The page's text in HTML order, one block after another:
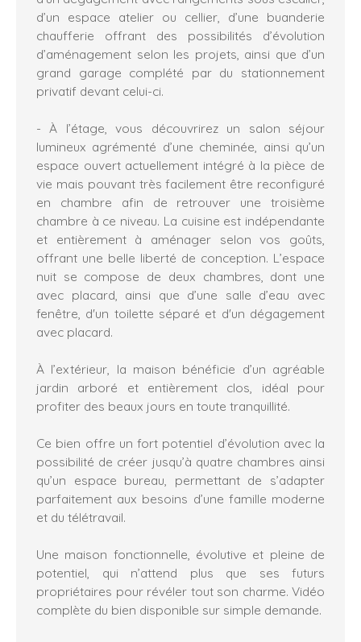
d’un espace atelier ou cellier, d’une buanderie
chaufferie offrant des possibilités d’évolution
d’aménagement selon les projets, ainsi que d’un
grand garage complété par du stationnement
privatif devant celui-ci.
- À l’étage, vous découvrirez un salon séjour
lumineux agrémenté d’une cheminée, ainsi qu’un
espace ouvert actuellement intégré à la pièce de
vie mais pouvant très facilement être reconfiguré
en chambre afin de retrouver une troisième
chambre à ce niveau. La cuisine est indépendante
et entièrement à aménager selon vos goûts,
offrant une belle liberté de conception. L’espace
nuit se compose de deux chambres, dont une
avec placard, ainsi que d’une salle d’eau avec
fenêtre, d'un toilette séparé et d'un dégagement
avec placard.
À l’extérieur, la maison bénéficie d’un agréable
jardin arboré et entièrement clos, idéal pour
profiter des beaux jours en toute tranquillité.
Ce bien offre un fort potentiel d’évolution avec la
possibilité de créer jusqu’à quatre chambres ainsi
qu’un espace bureau, permettant de s’adapter
parfaitement aux besoins d’une famille moderne
et du télétravail.
Une maison fonctionnelle, évolutive et pleine de
potentiel, qui n’attend plus que ses futurs
propriétaires pour révéler tout son charme. Vidéo
complète du bien disponible sur simple demande.